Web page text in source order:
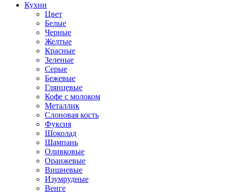
Кухни
Цвет
Белые
Черные
Желтые
Красные
Зеленые
Серые
Бежевые
Глянцевые
Кофе с молоком
Металлик
Слоновая кость
Фуксия
Шоколад
Шампань
Оливковые
Оранжевые
Вишневые
Изумрудные
Венге